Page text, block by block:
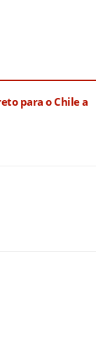
para o Chile a